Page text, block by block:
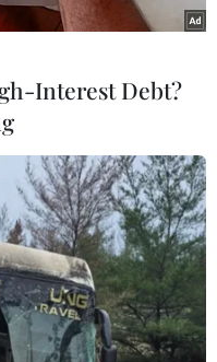
ấn tượng với văn
hội rất tuyệt vời
được sinh ra ở đây
về văn hóa ở các
nhiều câu hỏi.
này đã thúc đẩy
nhiều hơn vào
tương lai.
cầu chúc cho tất
Interest Debt?